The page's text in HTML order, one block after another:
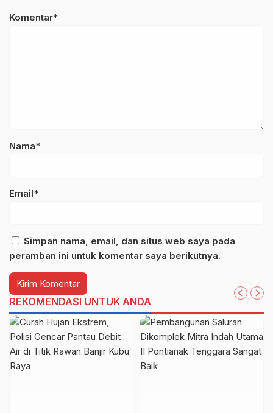
Komentar*
Nama*
Email*
Simpan nama, email, dan situs web saya pada
peramban ini untuk komentar saya berikutnya.
REKOMENDASI UNTUK ANDA